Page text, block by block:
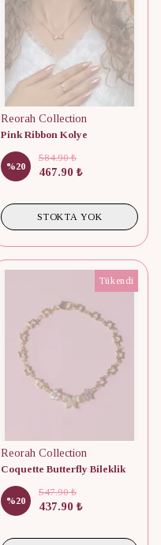
Reorah Collection
Pink Ribbon Kolye
%20
584.90 ₺
467.90 ₺
STOKTA YOK
Tükendi
Reorah Collection
Coquette Butterfly Bileklik
%20
547.90 ₺
437.90 ₺